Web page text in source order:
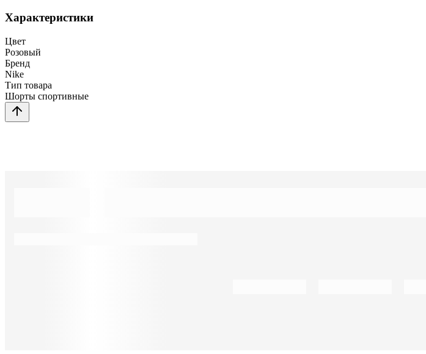
Характеристики
Цвет
Розовый
Бренд
Nike
Тип товара
Шорты спортивные